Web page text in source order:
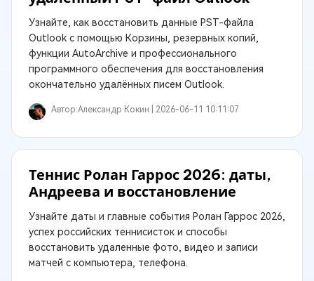
Узнайте, как восстановить данные PST-файла
Outlook с помощью Корзины, резервных копий,
функции AutoArchive и профессионального
программного обеспечения для восстановления
окончательно удалённых писем Outlook.
Автор:Александр Кокин | 2026-06-11 10:11:07
Теннис Ролан Гаррос 2026: даты,
Андреева и восстановление
Узнайте даты и главные события Ролан Гаррос 2026,
успех российских теннисисток и способы
восстановить удаленные фото, видео и записи
матчей с компьютера, телефона.